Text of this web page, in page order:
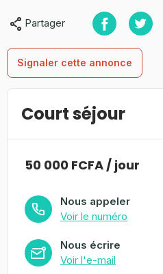
Partager
Signaler cette annonce
Court séjour
50 000 FCFA / jour
Nous appeler
Voir le numéro
Nous écrire
Voir l'e-mail